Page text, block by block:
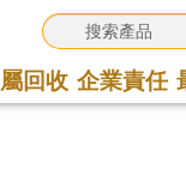
回收 企業責任